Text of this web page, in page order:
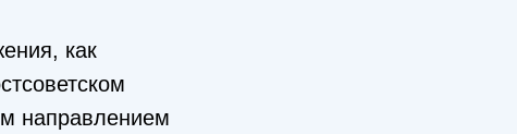
как
направлением